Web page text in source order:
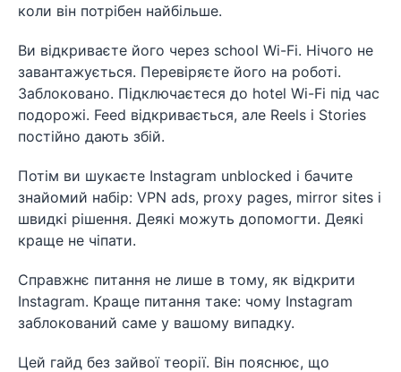
коли він потрібен найбільше.
Ви відкриваєте його через school Wi-Fi. Нічого не
завантажується. Перевіряєте його на роботі.
Заблоковано. Підключаєтеся до hotel Wi-Fi під час
подорожі. Feed відкривається, але Reels і Stories
постійно дають збій.
Потім ви шукаєте Instagram unblocked і бачите
знайомий набір: VPN ads, proxy pages, mirror sites і
швидкі рішення. Деякі можуть допомогти. Деякі
краще не чіпати.
Справжнє питання не лише в тому, як відкрити
Instagram. Краще питання таке: чому Instagram
заблокований саме у вашому випадку.
Цей гайд без зайвої теорії. Він пояснює, що